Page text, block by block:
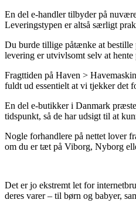
En del e-handler tilbyder på
Leveringstypen er altså særligt
Du burde tillige påtænke at bestille
levering er utvivlsomt selv at hente
Fragttiden på Haven >
fuldt ud essentielt at vi tjekker det
En del e-butikker i Danmark
tidspunkt, så de har udsigt til at
Nogle forhandlere på nettet lover
om du er tæt på Viborg, Nyborg
Det er jo ekstremt let for
deres varer – til børn og babyer,